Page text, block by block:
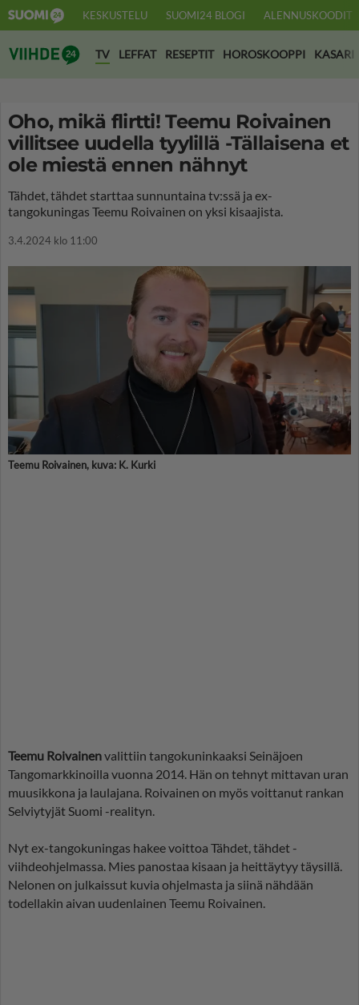
KESKUSTELU SUOMI24 BLOGI ALENNUSKOODIT
Suomi24 Viihde
TV LEFFAT RESEPTIT HOROSKOOPPI KASARI
Oho, mikä flirtti! Teemu Roivainen
villitsee uudella tyylillä -Tällaisena et
ole miestä ennen nähnyt
Tähdet, tähdet starttaa sunnuntaina tv:ssä ja ex-
tangokuningas Teemu Roivainen on yksi kisaajista.
3.4.2024 klo 11:00
Teemu Roivainen, kuva: K. Kurki
Teemu Roivainenvalittiin tangokuninkaaksi Seinäjoen
Tangomarkkinoilla vuonna 2014. Hän on tehnyt mittavan uran
muusikkona ja laulajana. Roivainen on myös voittanut rankan
Selviytyjät Suomi -realityn.
Nyt ex-tangokuningas hakee voittoa Tähdet, tähdet -
viihdeohjelmassa. Mies panostaa kisaan ja heittäytyy täysillä.
Nelonen on julkaissut kuvia ohjelmasta ja siinä nähdään
todellakin aivan uudenlainen Teemu Roivainen.